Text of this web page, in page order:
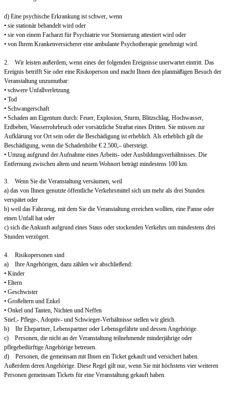
d) Eine psychische Erkrankung ist schwer, wenn
• sie stationär behandelt wird oder
• sie von einem Facharzt für Psychiatrie vor Stornierung attestiert wird oder
• von Ihrem Krankenversicherer eine ambulante Psychotherapie genehmigt wird.
2. Wir leisten außerdem, wenn eines der folgenden Ereignisse unerwartet eintritt. Das
Ereignis betrifft Sie oder eine Risikoperson und macht Ihnen den planmäßigen Besuch der
Veranstaltung unzumutbar:
• schwere Unfallverletzung
• Tod
• Schwangerschaft
• Schaden am Eigentum durch: Feuer, Explosion, Sturm, Blitzschlag, Hochwasser,
Erdbeben, Wasserrohrbruch oder vorsätzliche Straftat eines Dritten. Sie müssen zur
Aufklärung vor Ort sein oder die Beschädigung ist erheblich. Als erheblich gilt die
Beschädigung, wenn die Schadenhöhe € 2.500,– übersteigt.
• Umzug aufgrund der Aufnahme eines Arbeits- oder Ausbildungsverhältnisses. Die
Entfernung zwischen altem und neuem Wohnort beträgt mindestens 100 km.
3. Wenn Sie die Veranstaltung versäumen, weil
a) das von Ihnen genutzte öffentliche Verkehrsmittel sich um mehr als drei Stunden
verspätet oder
b) weil das Fahrzeug, mit dem Sie die Veranstaltung erreichen wollten, eine Panne oder
einen Unfall hat oder
c) sich die Ankunft aufgrund eines Staus oder stockenden Verkehrs um mindestens drei
Stunden verzögert.
4. Risikopersonen sind
a) Ihre Angehörigen, dazu zählen wir abschließend:
• Kinder
• Eltern
• Geschwister
• Großeltern und Enkel
• Onkel und Tanten, Nichten und Neffen
Stief,- Pflege-, Adoptiv- und Schwieger-Verhältnisse stellen wir gleich.
b) Ihr Ehepartner, Lebenspartner oder Lebensgefährte und dessen Angehörige.
c) Personen, die nicht an der Veranstaltung teilnehmende minderjährige oder
pflegebedürftige Angehörige betreuen.
d) Personen, die gemeinsam mit Ihnen ein Ticket gekauft und versichert haben.
Außerdem deren Angehörige. Diese Regel gilt nur, wenn Sie mit höchstens vier weiteren
Personen gemeinsam Tickets für eine Veranstaltung gekauft haben.